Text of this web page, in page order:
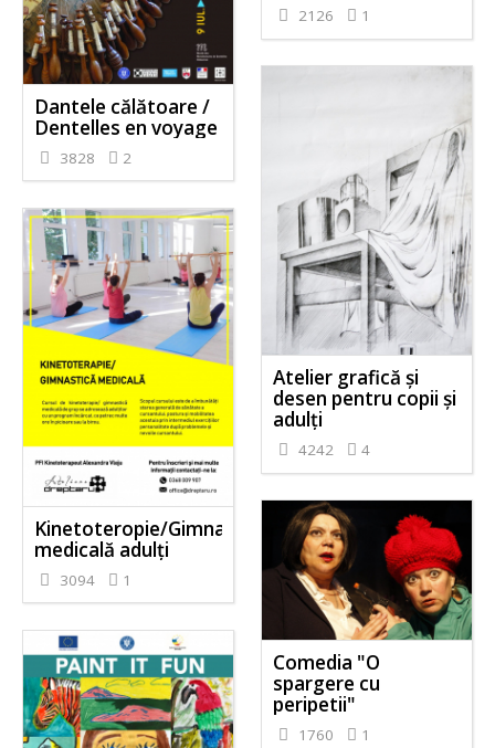
2126 1
Dantele călătoare /
Dentelles en voyage
3828 2
Atelier grafică și
desen pentru copii și
adulți
4242 4
Kinetoteropie/Gimnastică
medicală adulți
3094 1
Comedia "O
spargere cu
peripetii"
1760 1